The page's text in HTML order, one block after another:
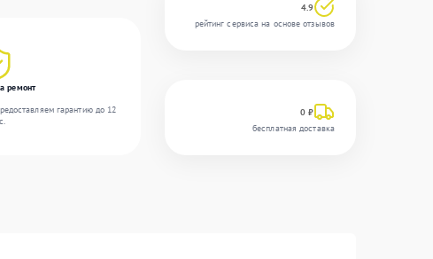
ремонт
гарантию до 12
4.9
рейтинг сервиса на основе отзывов
0 ₽
бесплатная доставка